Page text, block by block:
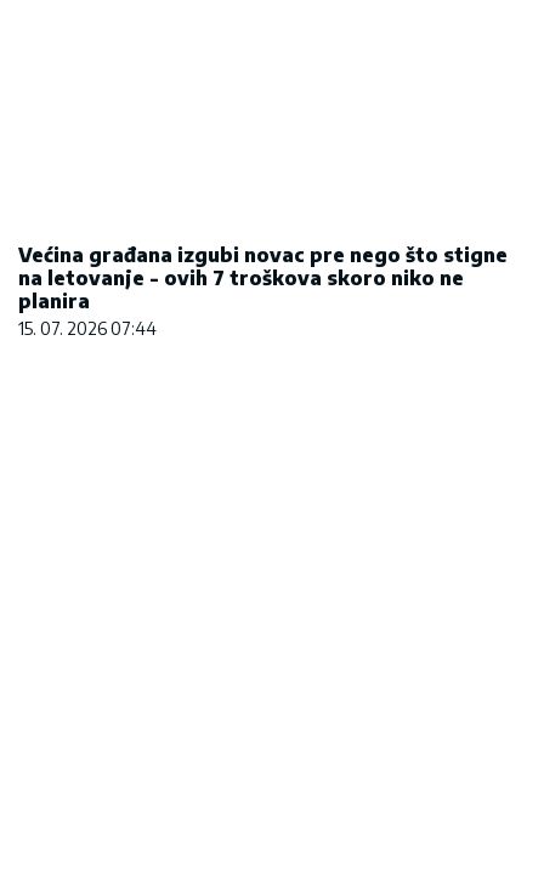
Većina građana izgubi novac pre nego što stigne
na letovanje - ovih 7 troškova skoro niko ne
planira
15. 07. 2026 07:44